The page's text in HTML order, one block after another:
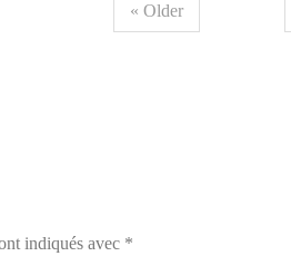
« Older
indiqués avec *